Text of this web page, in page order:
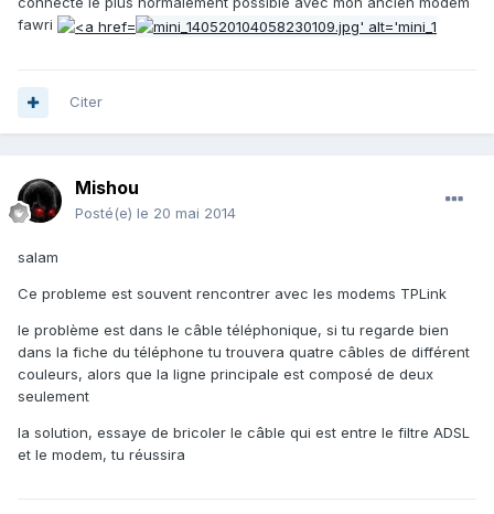
fawri
Citer
Mishou
Posté(e) le 20 mai 2014
salam
Ce probleme est souvent rencontrer avec les modems TPLink
le problème est dans le câble téléphonique, si tu regarde bien
dans la fiche du téléphone tu trouvera quatre câbles de différent
couleurs, alors que la ligne principale est composé de deux
seulement
la solution, essaye de bricoler le câble qui est entre le filtre ADSL
et le modem, tu réussira